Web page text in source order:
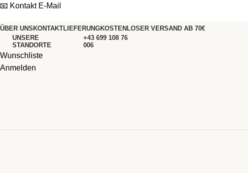
📧 Kontakt E-Mail
ÜBER UNS KONTAKTLIEFERUNGKOSTENLOSER VERSAND AB 70€
UNSERE
STANDORTE
+43 699 108 76
006
Wunschliste
Anmelden